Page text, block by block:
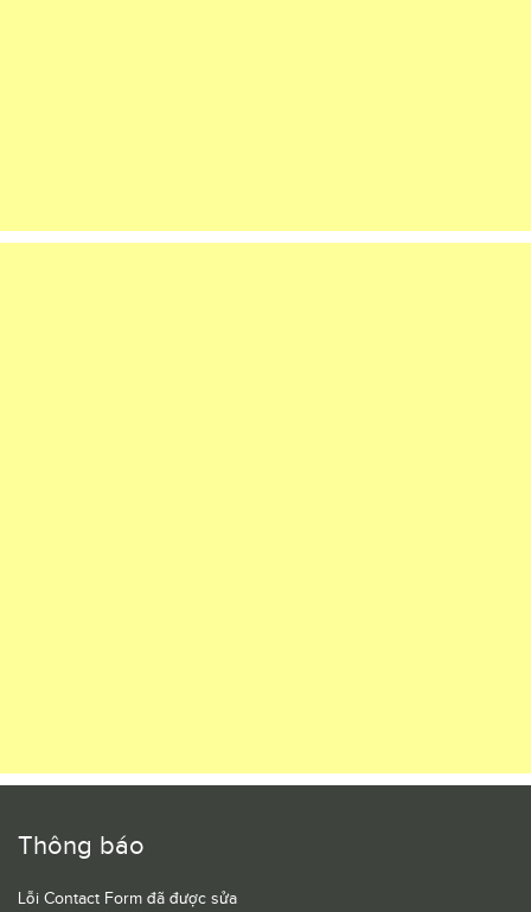
Thông báo
Lỗi Contact Form đã được sửa